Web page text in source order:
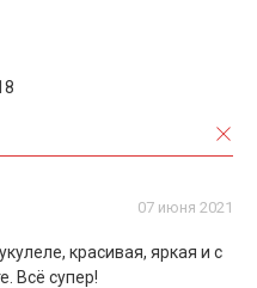
07 июня 2021
красивая, яркая и с
Всё супер!